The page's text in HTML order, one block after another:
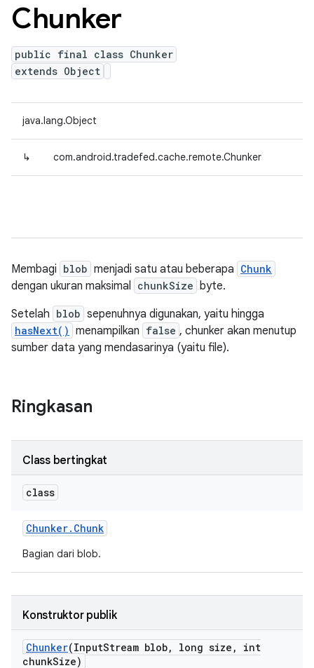
Chunker
public final class Chunker
extends Object
java.lang.Object
↳ com.android.tradefed.cache.remote.Chunker
Membagi blob menjadi satu atau beberapa Chunk
dengan ukuran maksimal chunkSize byte.
Setelah blob sepenuhnya digunakan, yaitu hingga
hasNext() menampilkan false , chunker akan menutup
sumber data yang mendasarinya (yaitu file).
Ringkasan
Class bertingkat
class
Chunker. Chunk
Bagian dari blob.
Konstruktor publik
Chunker(InputStream blob, long size ,
int
chunkSize)